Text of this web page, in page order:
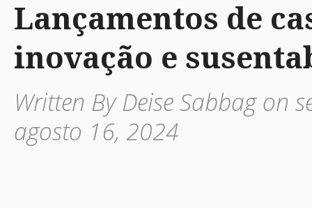
Lançamentos de
inovação e
Written By Deise Sabbag on
agosto 16, 2024